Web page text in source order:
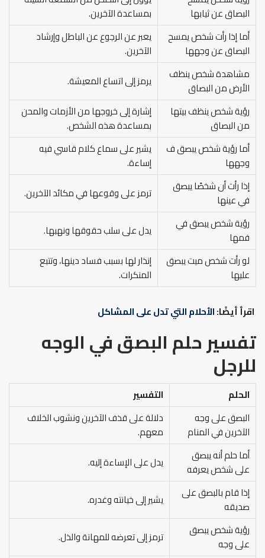
البصاق عن ثيابها
بمساعدة الآخرين.
أما إذا رأت شخص يمسح
البصاق عن وجهها
يعبر عن الرجوع عن الباطل وإرشاد
الآخرين.
مشاهدة شخص ينظف
الأرض من البصاق
يرمز إلى اتساع المعيشة.
رؤية شخص ينظف بيتها
من البصاق
إشارة إلى خروجها من الأزمات والمحن
بمساعدة هذه الشخص.
أما رؤية شخص يبصق ف
وجهها
يشير على سماع كلام قاسي فيه
إساءة.
إذا رأت أن شخصًا يبصق
في عينها
ترمز على وقوعها في مكائد الآخرين.
رؤية شخص يبصق في
فمها
يدل على سلب حقوقها ونهبها.
لو رأت شخص ميت يبصق
عليها
إنذار لها بسبب فساد دينها، وتتبع
المنكرات.
اقرأ أيضًا:الأحلام التي تدل على المشاكل
تفسير حلم البصق في الوجه
للرجل
الحلم
التفسير
البصق على وجه
الآخرين في المنام
دلالة على قذف الآخرين ونشوب الخلاف
معهم.
أما حلم أنه يبصق
على شخص يعرفه
يدل على الإساءة إليه.
إذا قام بالبصق على
صديقه
يشير إلى خيانته وغدره.
رؤية شخص يبصق
على وجه
ترمز إلى تعرضه للمهانة والذل.